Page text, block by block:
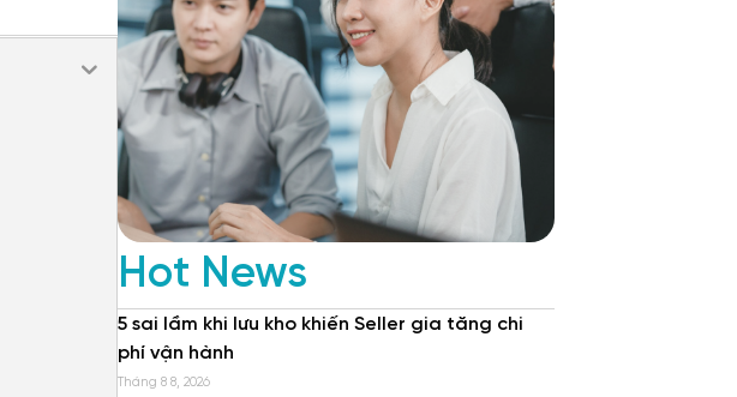
Hot News
5 sai lầm khi lưu kho khiến Seller gia tăng chi
phí vận hành
Tháng 8 8, 2026